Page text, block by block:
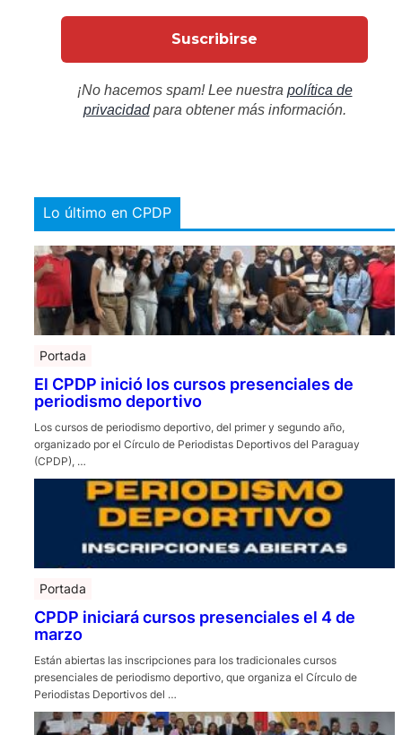
¡No hacemos spam! Lee nuestra política de
privacidadpara obtener más información.
Lo último en CPDP
Portada
El CPDP inició los cursos presenciales de
periodismo deportivo
Los cursos de periodismo deportivo, del primer y segundo año,
organizado por el Círculo de Periodistas Deportivos del Paraguay
(CPDP), …
Portada
CPDP iniciará cursos presenciales el 4 de
marzo
Están abiertas las inscripciones para los tradicionales cursos
presenciales de periodismo deportivo, que organiza el Círculo de
Periodistas Deportivos del …